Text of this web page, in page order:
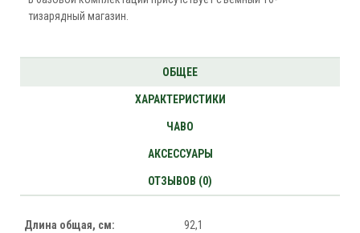
тизарядный магазин.
ОБЩЕЕ
ХАРАКТЕРИСТИКИ
ЧАВО
АКСЕССУАРЫ
ОТЗЫВОВ (0)
Длина общая, см: 92,1